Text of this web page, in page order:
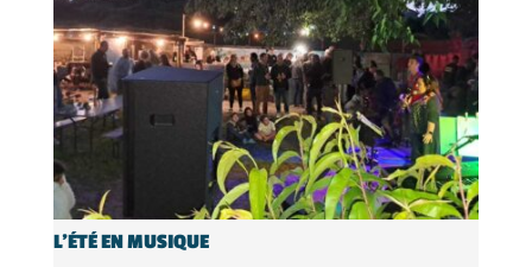
L’ÉTÉ EN MUSIQUE